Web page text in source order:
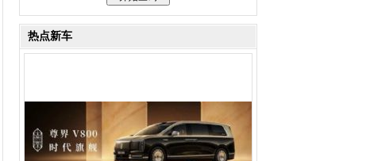
热点新车